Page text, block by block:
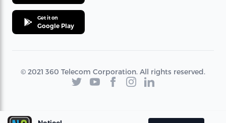
Get it on
Google Play
© 2021 360 Telecom Corporation. All rights reserved.